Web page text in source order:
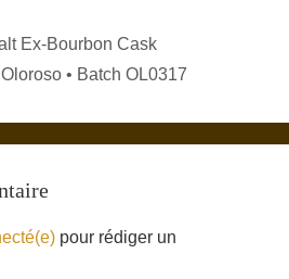
Ex-Bourbon Cask
• Batch OL0317
pour rédiger un